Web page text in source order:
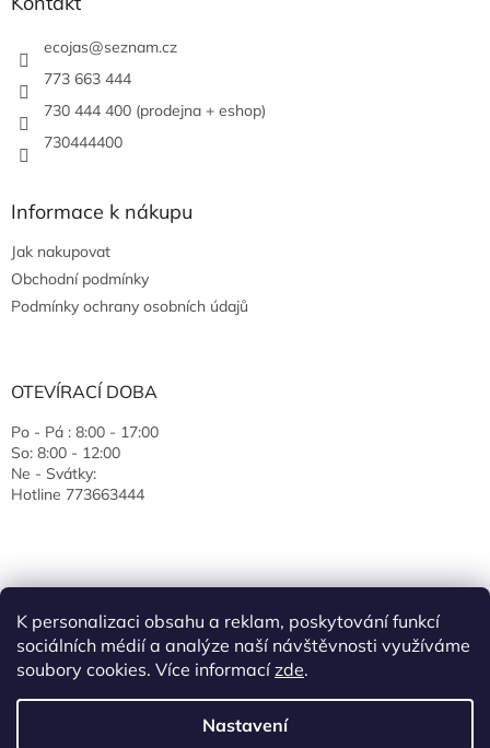
K personalizaci obsahu a reklam, poskytování funkcí
sociálních médií a analýze naší návštěvnosti využíváme
soubory cookies. Více informacízde.
Nastavení
ecojas@seznam.cz
773 663 444
730 444 400 (prodejna + eshop)
730444400
Informace k nákupu
Jak nakupovat
Obchodní podmínky
Podmínky ochrany osobních údajů
OTEVÍRACÍ DOBA
Po - Pá : 8:00 - 17:00
So: 8:00 - 12:00
Ne - Svátky:
Hotline 773663444